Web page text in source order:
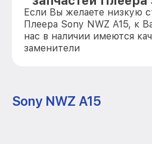
Если Вы желаете низкую
Плеера Sony NWZ A15, к
нас в наличии имеются
заменители
Sony NWZ A15